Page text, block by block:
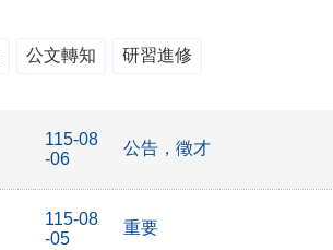
公文轉知 研習進修
115-08
-06
公告，徵才
115-08
-05
重要